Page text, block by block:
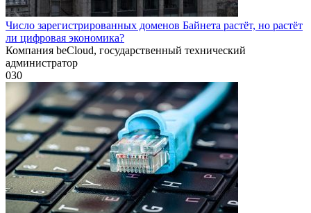
Число зарегистрированных доменов Байнета растёт, но растёт
ли цифровая экономика?
Компания beCloud, государственный технический
администратор
030